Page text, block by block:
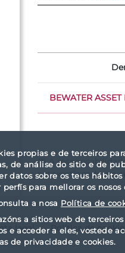
propias e de terceiros
de análise do sitio e de
datos sobre os teus
para mellorar os nosos
a nosa Política de
a sitios web de
e acceder a eles, vostede
de privacidade e cookies.
BEWATER ASSET
(*) A
autoxestionado, no
legal Política de